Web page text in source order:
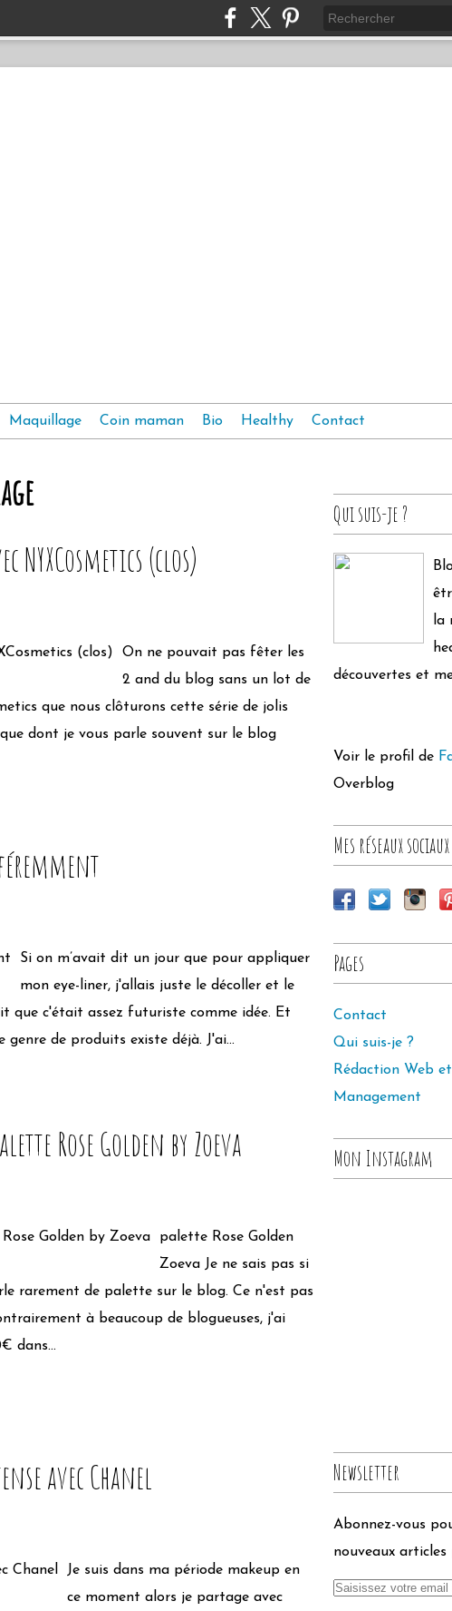
Maquillage Coin maman Bio Healthy Contact
NYXCosmetics (clos)
On ne pouvait pas fêter les
2 and du blog sans un lot de
que nous clôturons cette série de jolis
dont je vous parle souvent sur le blog
Si on m’avait dit un jour que pour appliquer
mon eye-liner, j'allais juste le décoller et le
que c'était assez futuriste comme idée. Et
de produits existe déjà. J'ai...
Rose Golden by Zoeva
palette Rose Golden
Zoeva Je ne sais pas si
rarement de palette sur le blog. Ce n'est pas
à beaucoup de blogueuses, j'ai
dans...
avec Chanel
Je suis dans ma période makeup en
ce moment alors je partage avec
Qui suis-je ?
la
découvertes et
Voir le profil de
Overblog
Mes réseaux sociaux
Pages
Contact
Qui suis-je ?
Rédaction Web
Management
Mon Instagram
Newsletter
Abonnez-vous
nouveaux articles